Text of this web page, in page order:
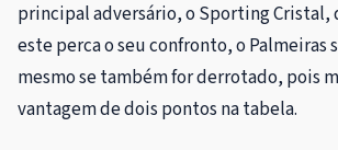
principal adversário, o Sporting Cristal,
este perca o seu confronto, o Palmeiras
mesmo se também for derrotado, pois
vantagem de dois pontos na tabela.